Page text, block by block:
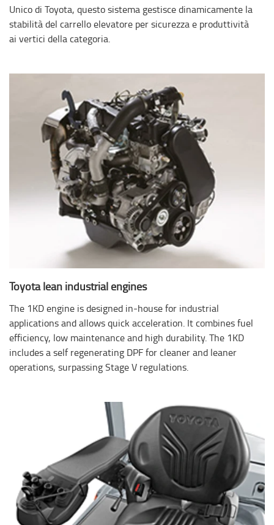
Unico di Toyota, questo sistema gestisce dinamicamente la
stabilità del carrello elevatore per sicurezza e produttività
ai vertici della categoria.
Toyota lean industrial engines
The 1KD engine is designed in-house for industrial
applications and allows quick acceleration. It combines fuel
efficiency, low maintenance and high durability. The 1KD
includes a self regenerating DPF for cleaner and leaner
operations, surpassing Stage V regulations.